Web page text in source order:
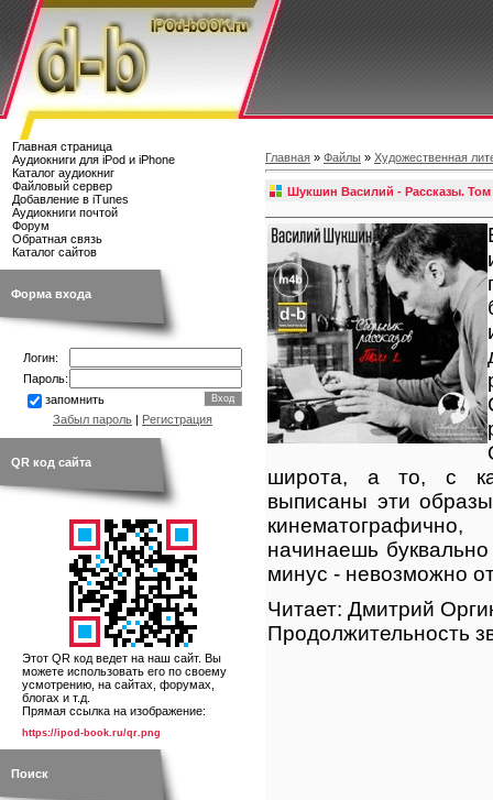
Главная страница
Аудиокниги для iPod и iPhone
Каталог аудиокниг
Файловый сервер
Добавление в iTunes
Аудиокниги почтой
Форум
Обратная связь
Каталог сайтов
Форма входа
Логин:
Пароль:
запомнить
Забыл пароль | Регистрация
QR код сайта
Этот QR код ведет на наш сайт. Вы
можете использовать его по своему
усмотрению, на сайтах, форумах,
блогах и т.д.
Прямая ссылка на изображение:
https://ipod-book.ru/qr.png
Поиск
Главная » Файлы » Художественная
Шукшин Василий - Рассказы. Том
широта, а то, с
выписаны эти
начинаешь
минус - невозможно
Читает: Дмитрий
Продолжительность